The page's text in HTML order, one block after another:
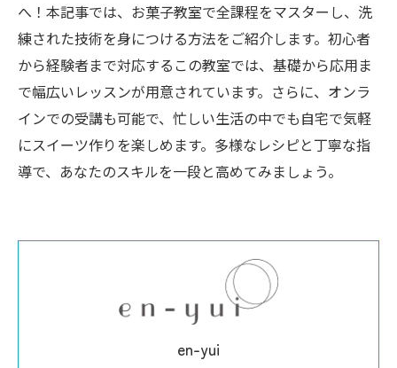
へ！本記事では、お菓子教室で全課程をマスターし、洗
練された技術を身につける方法をご紹介します。初心者
から経験者まで対応するこの教室では、基礎から応用ま
で幅広いレッスンが用意されています。さらに、オンラ
インでの受講も可能で、忙しい生活の中でも自宅で気軽
にスイーツ作りを楽しめます。多様なレシピと丁寧な指
導で、あなたのスキルを一段と高めてみましょう。
en-yui